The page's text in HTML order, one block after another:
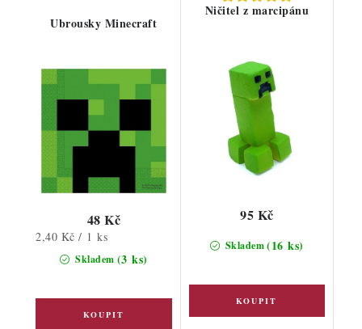
Ubrousky Minecraft
Skladem (3 ks)
48 Kč
Měrná
2,40 Kč / 1 ks
Ničitel z marcipánu
Skladem(16 ks)
95 Kč